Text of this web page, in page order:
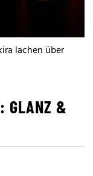
lachen über
GLANZ &